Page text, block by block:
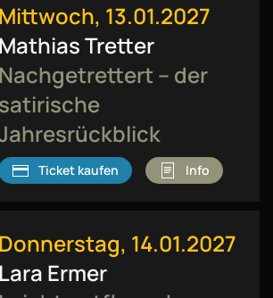
Mittwoch, 13.01.2027
Mathias Tretter
Nachgetrettert – der
satirische
Ticket kaufen Info
Donnerstag, 14.01.2027
Lara Ermer